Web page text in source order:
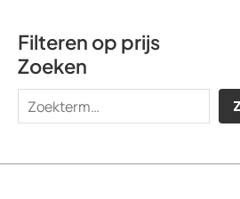
Filteren op prijs
Zoeken
e
Z